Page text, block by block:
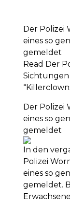
Der Polizei
eines so
gemeldet
Read Der
Sichtungen
Der Polizei
eines so
gemeldet
In den
Polizei
eines so
gemeldet.